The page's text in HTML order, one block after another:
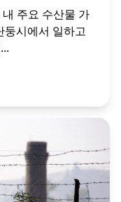
주요 수산물 가
둥시에서 일하고